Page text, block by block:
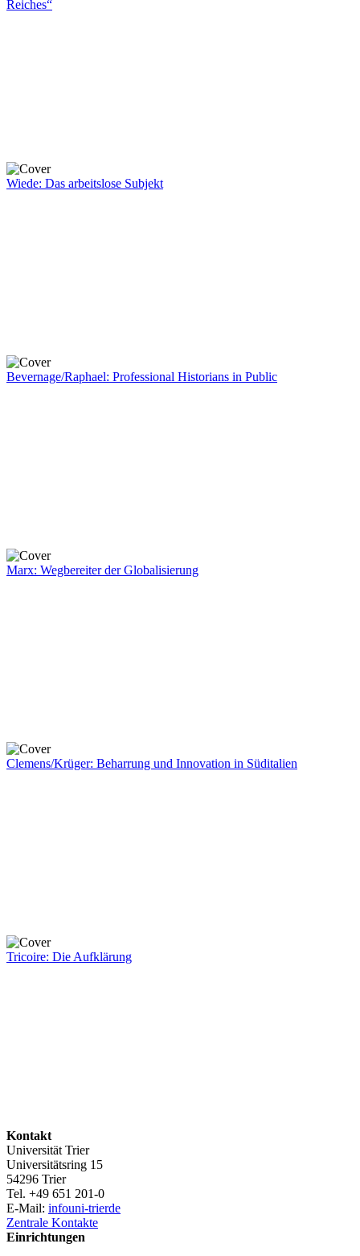
Reiches“
Wiede: Das arbeitslose Subjekt
Bevernage/Raphael: Professional Historians in Public
Marx: Wegbereiter der Globalisierung
Clemens/Krüger: Beharrung und Innovation in Süditalien
Tricoire: Die Aufklärung
Kontakt
Universität Trier
Universitätsring 15
54296 Trier
Tel. +49 651 201-0
E-Mail: infouni-trierde
Zentrale Kontakte
Einrichtungen